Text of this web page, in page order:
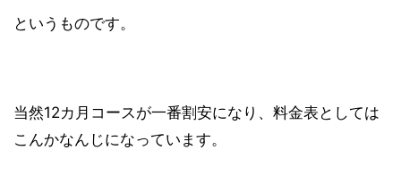
というものです。
当然12カ月コースが一番割安になり、料金表としては
こんかなんじになっています。